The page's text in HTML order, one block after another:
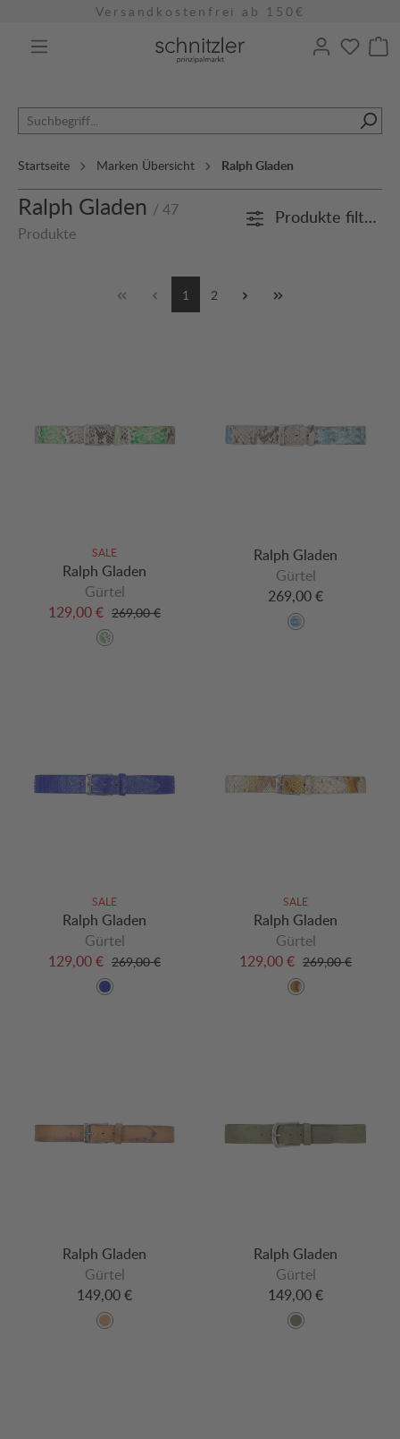
Versandkostenfrei ab 150€
Startseite Marken Übersicht Ralph Gladen
Ralph Gladen / 47
Produkte
Produkte filtern
1 2
SALE
Ralph Gladen
Gürtel
129,00 € 269,00 €
Ralph Gladen
Gürtel
269,00 €
SALE
Ralph Gladen
Gürtel
129,00 € 269,00 €
SALE
Ralph Gladen
Gürtel
129,00 € 269,00 €
Ralph Gladen
Gürtel
149,00 €
Ralph Gladen
Gürtel
149,00 €